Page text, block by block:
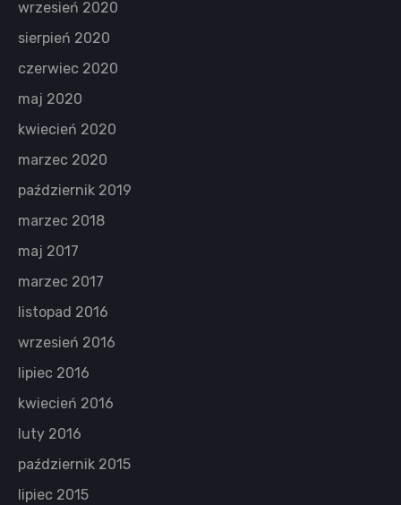
wrzesień 2020
sierpień 2020
czerwiec 2020
maj 2020
kwiecień 2020
marzec 2020
październik 2019
marzec 2018
maj 2017
marzec 2017
listopad 2016
wrzesień 2016
lipiec 2016
kwiecień 2016
luty 2016
październik 2015
lipiec 2015